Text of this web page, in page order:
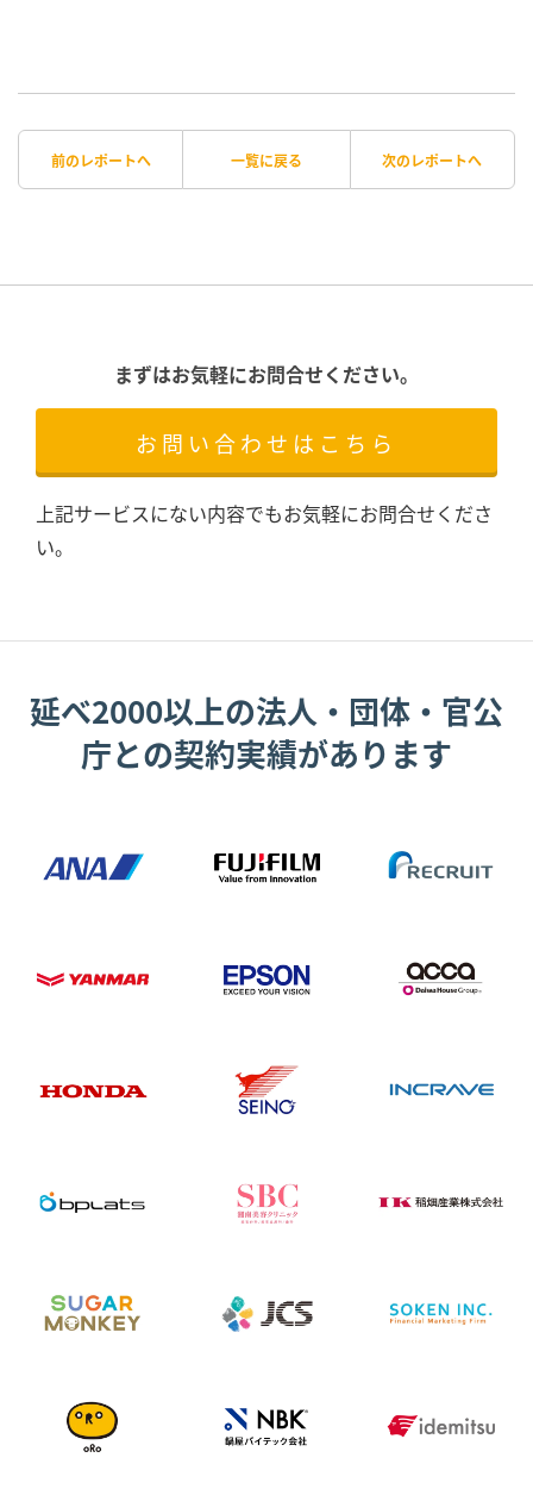
前のレポートへ 一覧に戻る 次のレポートへ
まずはお気軽にお問合せください。
お問い合わせはこちら
上記サービスにない内容でもお気軽にお問合せくださ
い。
延べ2000以上の法人・団体・官公
庁との契約実績があります